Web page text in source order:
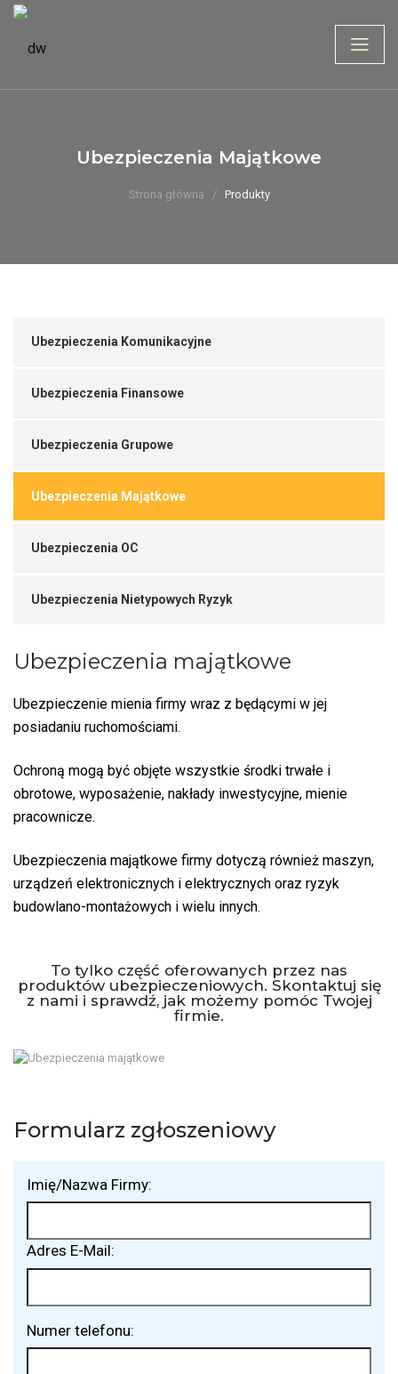
Ubezpieczenia Majątkowe
Strona główna Produkty
Ubezpieczenia Komunikacyjne
Ubezpieczenia Finansowe
Ubezpieczenia Grupowe
Ubezpieczenia Majątkowe
Ubezpieczenia OC
Ubezpieczenia Nietypowych Ryzyk
Ubezpieczenia majątkowe
Ubezpieczenie mienia firmy wraz z będącymi w jej
posiadaniu ruchomościami.
Ochroną mogą być objęte wszystkie środki trwałe i
obrotowe, wyposażenie, nakłady inwestycyjne, mienie
pracownicze.
Ubezpieczenia majątkowe firmy dotyczą również maszyn,
urządzeń elektronicznych i elektrycznych oraz ryzyk
budowlano-montażowych i wielu innych.
To tylko część oferowanych przez nas
produktów ubezpieczeniowych. Skontaktuj się
z nami i sprawdź, jak możemy pomóc Twojej
firmie.
Formularz zgłoszeniowy
Imię/Nazwa Firmy:
Adres E-Mail:
Numer telefonu: